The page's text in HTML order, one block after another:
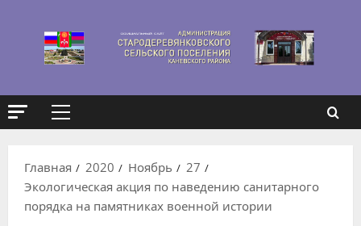
содержимому
Основное
Главная
2020 Ноябрь
27
Экологическая акция по наведению санитарного
порядка на памятниках военной истории